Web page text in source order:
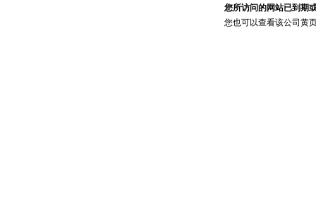
您所访问的网站已到期
您也可以查看该公司黄